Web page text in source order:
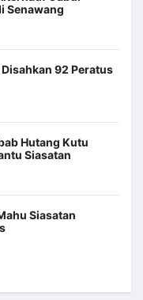
Senawang
92 Peratus
Hutang Kutu
Siasatan
Siasatan